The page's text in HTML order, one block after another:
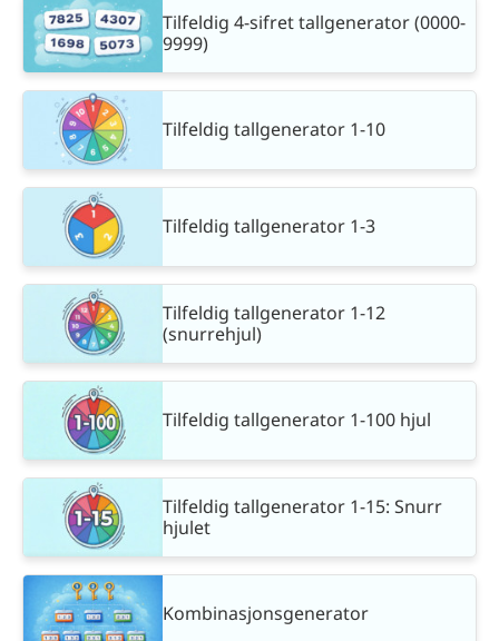
Tilfeldig 4-sifret tallgenerator (0000-
9999)
Tilfeldig tallgenerator 1-10
Tilfeldig tallgenerator 1-3
Tilfeldig tallgenerator 1-12
(snurrehjul)
Tilfeldig tallgenerator 1-100 hjul
Tilfeldig tallgenerator 1-15: Snurr
hjulet
Kombinasjonsgenerator